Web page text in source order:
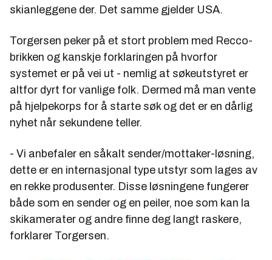
skianleggene der. Det samme gjelder USA.
Torgersen peker på et stort problem med Recco-
brikken og kanskje forklaringen på hvorfor
systemet er på vei ut - nemlig at søkeutstyret er
altfor dyrt for vanlige folk. Dermed må man vente
på hjelpekorps for å starte søk og det er en dårlig
nyhet når sekundene teller.
- Vi anbefaler en såkalt sender/mottaker-løsning,
dette er en internasjonal type utstyr som lages av
en rekke produsenter. Disse løsningene fungerer
både som en sender og en peiler, noe som kan la
skikamerater og andre finne deg langt raskere,
forklarer Torgersen.